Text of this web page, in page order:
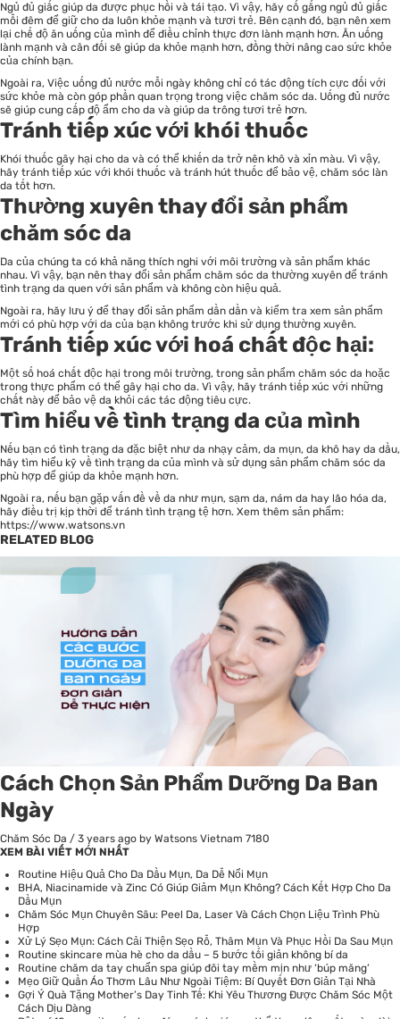
Ngủ đủ giấc giúp da được phục hồi và tái tạo. Vì vậy, hãy cố gắng ngủ đủ giấc
mỗi đêm để giữ cho da luôn khỏe mạnh và tươi trẻ. Bên cạnh đó, bạn nên xem
lại chế độ ăn uống của mình để điều chỉnh thực đơn lành mạnh hơn. Ăn uống
lành mạnh và cân đối sẽ giúp da khỏe mạnh hơn, đồng thời nâng cao sức khỏe
của chính bạn.
Ngoài ra, Việc uống đủ nước mỗi ngày không chỉ có tác động tích cực đối với
sức khỏe mà còn góp phần quan trọng trong việc chăm sóc da. Uống đủ nước
sẽ giúp cung cấp độ ẩm cho da và giúp da trông tươi trẻ hơn.
Tránh tiếp xúc với khói thuốc
Khói thuốc gây hại cho da và có thể khiến da trở nên khô và xỉn màu. Vì vậy,
hãy tránh tiếp xúc với khói thuốc và tránh hút thuốc để bảo vệ, chăm sóc làn
da tốt hơn.
Thường xuyên thay đổi sản phẩm
chăm sóc da
Da của chúng ta có khả năng thích nghi với môi trường và sản phẩm khác
nhau. Vì vậy, bạn nên thay đổi sản phẩm chăm sóc da thường xuyên để tránh
tình trạng da quen với sản phẩm và không còn hiệu quả.
Ngoài ra, hãy lưu ý để thay đổi sản phẩm dần dần và kiểm tra xem sản phẩm
mới có phù hợp với da của bạn không trước khi sử dụng thường xuyên.
Tránh tiếp xúc với hoá chất độc hại:
Một số hoá chất độc hại trong môi trường, trong sản phẩm chăm sóc da hoặc
trong thực phẩm có thể gây hại cho da. Vì vậy, hãy tránh tiếp xúc với những
chất này để bảo vệ da khỏi các tác động tiêu cực.
Tìm hiểu về tình trạng da của mình
Nếu bạn có tình trạng da đặc biệt như da nhạy cảm, da mụn, da khô hay da dầu,
hãy tìm hiểu kỹ về tình trạng da của mình và sử dụng sản phẩm chăm sóc da
phù hợp để giúp da khỏe mạnh hơn.
Ngoài ra, nếu bạn gặp vấn đề về da như mụn, sạm da, nám da hay lão hóa da,
hãy điều trị kịp thời để tránh tình trạng tệ hơn. Xem thêm sản phẩm:
https://www.watsons.vn
RELATED BLOG
Cách Chọn Sản Phẩm Dưỡng Da Ban
Ngày
Chăm Sóc Da / 3 years ago by Watsons Vietnam 7180
XEM BÀI VIẾT MỚI NHẤT
Routine Hiệu Quả Cho Da Dầu Mụn, Da Dễ Nổi Mụn
BHA, Niacinamide và Zinc Có Giúp Giảm Mụn Không? Cách Kết Hợp Cho Da
Dầu Mụn
Chăm Sóc Mụn Chuyên Sâu: Peel Da, Laser Và Cách Chọn Liệu Trình Phù
Hợp
Xử Lý Sẹo Mụn: Cách Cải Thiện Sẹo Rỗ, Thâm Mụn Và Phục Hồi Da Sau Mụn
Routine skincare mùa hè cho da dầu – 5 bước tối giản không bí da
Routine chăm da tay chuẩn spa giúp đôi tay mềm mịn như ‘búp măng’
Mẹo Giữ Quần Áo Thơm Lâu Như Ngoài Tiệm: Bí Quyết Đơn Giản Tại Nhà
Gợi Ý Quà Tặng Mother’s Day Tinh Tế: Khi Yêu Thương Được Chăm Sóc Một
Cách Dịu Dàng